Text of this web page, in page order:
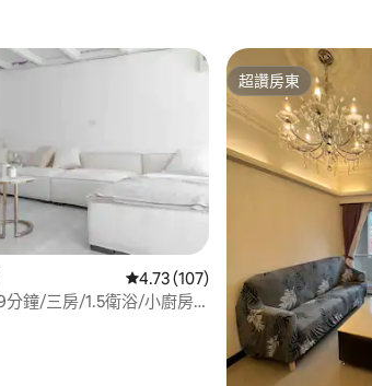
均評分（滿分 5 分）從 107 則評價中獲得 4.73 的平均
4.73 (107)
分鐘/三房/1.5衛浴/小廚房/
超讚房東
超讚房東